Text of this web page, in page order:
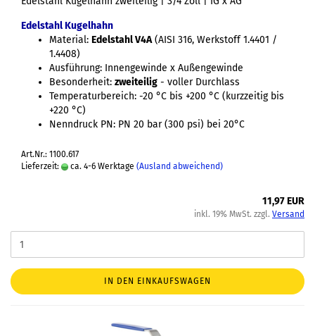
Edelstahl Kugelhahn
Material: Edelstahl V4A(AISI 316, Werkstoff 1.4401 /
1.4408)
Ausführung: Innengewinde x Außengewinde
Besonderheit: zweiteilig - voller Durchlass
Temperaturbereich: -20 °C bis +200 °C (kurzzeitig bis
+220 °C)
Nenndruck PN: PN 20 bar (300 psi) bei 20°C
Art.Nr.: 1100.617
Lieferzeit:
ca. 4-6 Werktage (Ausland abweichend)
11,97 EUR
inkl. 19% MwSt. zzgl. Versand
IN DEN EINKAUFSWAGEN